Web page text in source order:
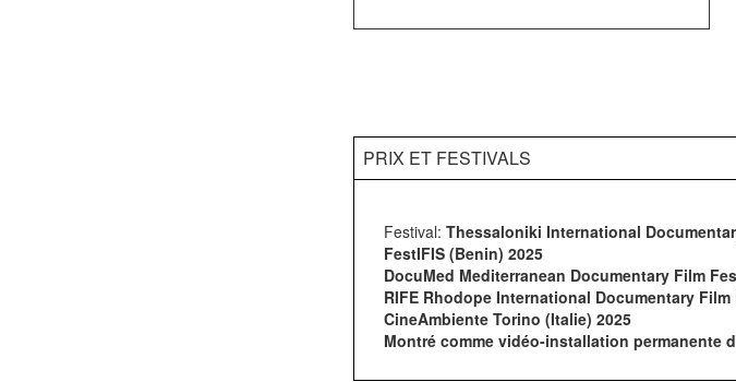
PRIX ET FESTIVALS
Festival: Thessaloniki International
FestIFIS (Benin) 2025
DocuMed Mediterranean Documentary Film
RIFE Rhodope International Documentary
CineAmbiente Torino (Italie) 2025
Montré comme vidéo-installation permanente